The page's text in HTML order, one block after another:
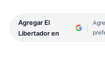
Agregar El
Libertador en